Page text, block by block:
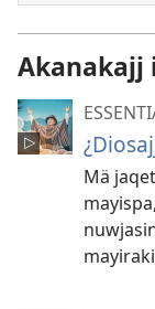
Akanakajj
Mä